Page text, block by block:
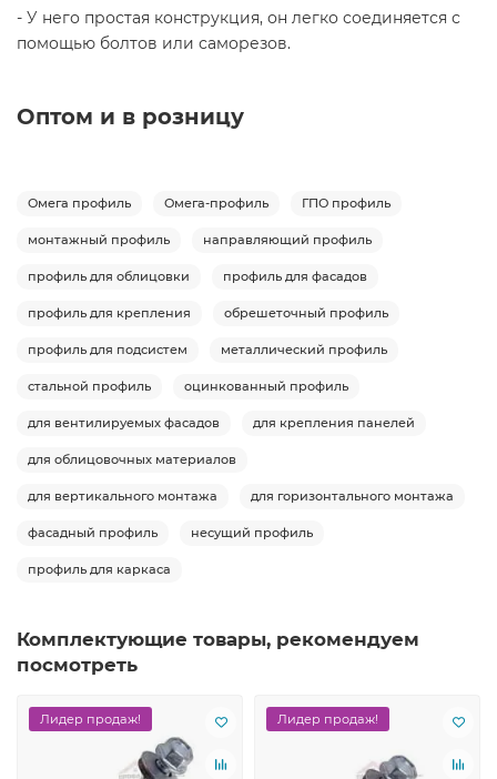
- У него простая конструкция, он легко соединяется с
помощью болтов или саморезов.
Оптом и в розницу
Омега профиль Омега-профиль ГПО профиль
монтажный профиль направляющий профиль
профиль для облицовки профиль для фасадов
профиль для крепления обрешеточный профиль
профиль для подсистем металлический профиль
стальной профиль оцинкованный профиль
для вентилируемых фасадов для крепления панелей
для облицовочных материалов
для вертикального монтажа для горизонтального монтажа
фасадный профиль несущий профиль
профиль для каркаса
Комплектующие товары, рекомендуем
посмотреть
Лидер продаж! Лидер продаж!